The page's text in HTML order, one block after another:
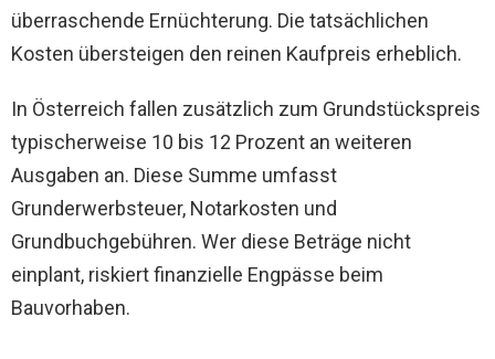
überraschende Ernüchterung. Die tatsächlichen
Kosten übersteigen den reinen Kaufpreis erheblich.
In Österreich fallen zusätzlich zum Grundstückspreis
typischerweise 10 bis 12 Prozent an weiteren
Ausgaben an. Diese Summe umfasst
Grunderwerbsteuer, Notarkosten und
Grundbuchgebühren. Wer diese Beträge nicht
einplant, riskiert finanzielle Engpässe beim
Bauvorhaben.